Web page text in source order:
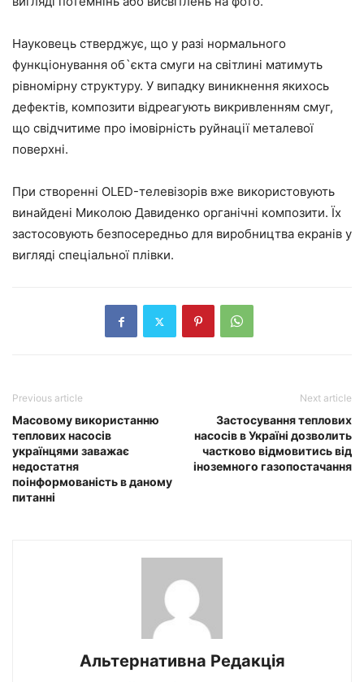
Науковець стверджує, що у разі нормального
функціонування об`єкта смуги на світлині матимуть
рівномірну структуру. У випадку виникнення якихось
дефектів, композити відреагують викривленням смуг,
що свідчитиме про імовірність руйнації металевої
поверхні.
При створенні OLED-телевізорів вже використовують
винайдені Миколою Давиденко органічні композити. Їх
застосовують безпосередньо для виробництва екранів у
вигляді спеціальної плівки.
Previous article
Масовому використанню
теплових насосів
українцями заважає
недостатня
поінформованість в даному
питанні
Next article
Застосування теплових
насосів в Україні дозволить
частково відмовитись від
іноземного газопостачання
Альтернативна Редакція